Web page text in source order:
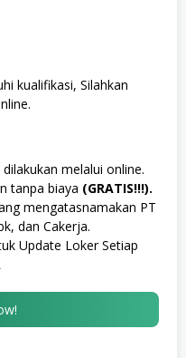
kualifikasi, Silahkan
melalui online.
tanpa biaya (GRATIS!!!).
mengatasnamakan PT
dan Cakerja.
Update Loker Setiap